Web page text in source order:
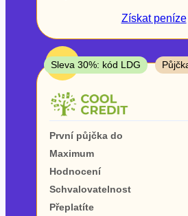
V hotovosti
ano
ne
Získatpeníze
TOP
Sleva 30%: kód LDG
První půjčka do
Maximum
Hodnocení
Schvalovatelnost
Přeplatíte